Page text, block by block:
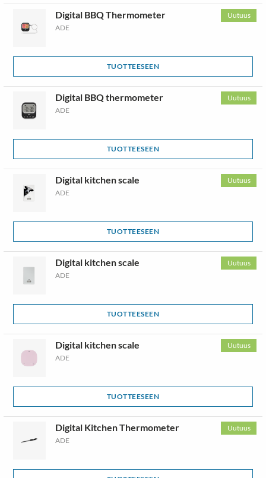
Uutuus
Digital BBQ Thermometer
ADE
TUOTTEESEEN
Uutuus
Digital BBQ thermometer
ADE
TUOTTEESEEN
Uutuus
Digital kitchen scale
ADE
TUOTTEESEEN
Uutuus
Digital kitchen scale
ADE
TUOTTEESEEN
Uutuus
Digital kitchen scale
ADE
TUOTTEESEEN
Uutuus
Digital Kitchen Thermometer
ADE